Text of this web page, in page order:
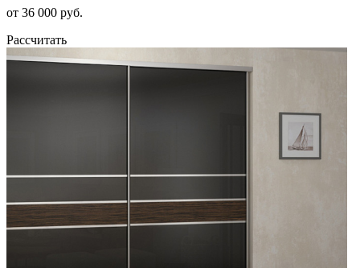
от 36 000 руб.
Рассчитать